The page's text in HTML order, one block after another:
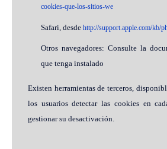
cookies-que-los-sitios-we
Safari, desde http://support.apple.com/kb/
Otros navegadores: Consulte la
que tenga instalado
Existen herramientas de terceros,
los usuarios detectar las cookies en
gestionar su desactivación.